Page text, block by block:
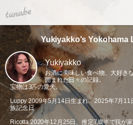
tuna.be
Yukiyakko's Yokohama
Yukiyakko
お酒に美味しい食べ物、大好き
囲まれた日々の記録。
宝物は3匹の愛犬。
Luppy 2009年5月14日生まれ 2025年7月11
族記念日
Ricotta 2020年12月25日、推定7歳半で我が